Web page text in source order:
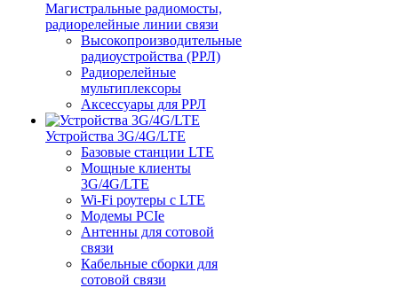
Магистральные радиомосты,
радиорелейные линии связи
Высокопроизводительные
радиоустройства (РРЛ)
Радиорелейные
мультиплексоры
Аксессуары для РРЛ
Устройства 3G/4G/LTE
Базовые станции LTE
Мощные клиенты
3G/4G/LTE
Wi-Fi роутеры с LTE
Модемы PCIe
Антенны для сотовой
связи
Кабельные сборки для
сотовой связи